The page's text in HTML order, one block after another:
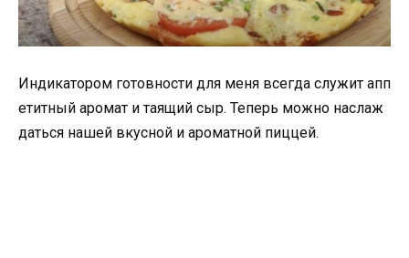
Индикатором готовности для меня всегда служит апп
етитный аромат и таящий сыр. Теперь можно наслаж
даться нашей вкусной и ароматной пиццей.